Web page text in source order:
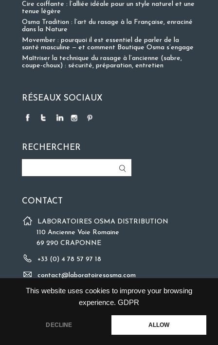
This website uses cookies to improve your browsing
experience. GDPR
DECLINE ALLOW
Cire coiffante : l’alliée idéale pour un style naturel et une
tenue légère
Osma Tradition : l’art du rasage à la Française, enraciné
dans la Nature
Movember : pourquoi il est essentiel de parler de la
santé masculine — et comment Boutique Osma s’engage
Maîtriser la technique du rasage à l’ancienne (sabre,
coupe-choux) : sécurité, préparation, entretien
RÉSEAUX SOCIAUX
RECHERCHER
CONTACT
LABORATOIRES OSMA DISTRIBUTION
110 Ancienne Voie Romaine
69 290 CRAPONNE
+33 (0) 4 78 57 97 18
contact@laboratoiresosma.com
©2018 Copyright